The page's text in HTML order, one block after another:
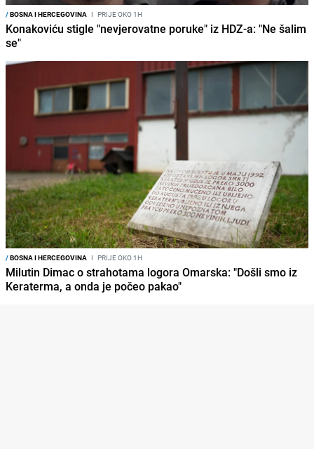
/BOSNA I HERCEGOVINA I PRIJE OKO 1H
Konakoviću stigle "nevjerovatne poruke" iz HDZ-a: "Ne šalim
se"
/BOSNA I HERCEGOVINA I PRIJE OKO 1H
Milutin Dimac o strahotama logora Omarska: "Došli smo iz
Keraterma, a onda je počeo pakao"